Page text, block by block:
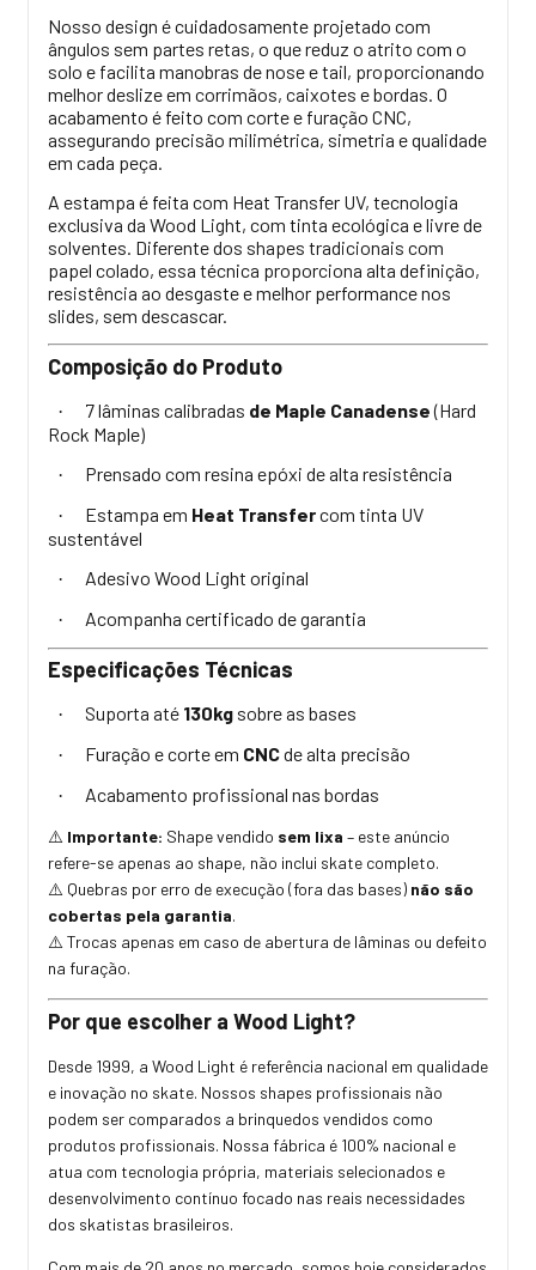
Nosso design é cuidadosamente projetado com
ângulos sem partes retas, o que reduz o atrito com o
solo e facilita manobras de nose e tail, proporcionando
melhor deslize em corrimãos, caixotes e bordas. O
acabamento é feito com corte e furação CNC,
assegurando precisão milimétrica, simetria e qualidade
em cada peça.
A estampa é feita com Heat Transfer UV, tecnologia
exclusiva da Wood Light, com tinta ecológica e livre de
solventes. Diferente dos shapes tradicionais com
papel colado, essa técnica proporciona alta definição,
resistência ao desgaste e melhor performance nos
slides, sem descascar.
Composição do Produto
· 7 lâminas calibradas de Maple Canadense(Hard
Rock Maple)
· Prensado com resina epóxi de alta resistência
· Estampa em Heat Transfercom tinta UV
sustentável
· Adesivo Wood Light original
· Acompanha certificado de garantia
Especificações Técnicas
· Suporta até 130kg sobre as bases
· Furação e corte em CNCde alta precisão
· Acabamento profissional nas bordas
⚠️ Importante: Shape vendido sem lixa – este anúncio
refere-se apenas ao shape, não inclui skate completo.
⚠️ Quebras por erro de execução (fora das bases) não são
cobertas pela garantia.
⚠️ Trocas apenas em caso de abertura de lâminas ou defeito
na furação.
Por que escolher a Wood Light?
Desde 1999, a Wood Light é referência nacional em qualidade
e inovação no skate. Nossos shapes profissionais não
podem ser comparados a brinquedos vendidos como
produtos profissionais. Nossa fábrica é 100% nacional e
atua com tecnologia própria, materiais selecionados e
desenvolvimento contínuo focado nas reais necessidades
dos skatistas brasileiros.